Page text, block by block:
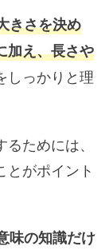
きさを決め
加え、長さや
しっかりと理
ためには、
とがポイント
味の知識だけ